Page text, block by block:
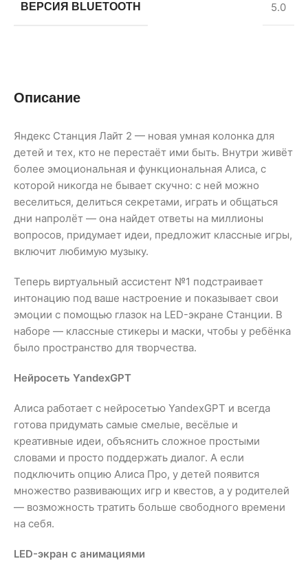
Описание
Яндекс Станция Лайт 2 — новая умная колонка для
детей и тех, кто не перестаёт ими быть. Внутри живёт
более эмоциональная и функциональная Алиса, с
которой никогда не бывает скучно: с ней можно
веселиться, делиться секретами, играть и общаться
дни напролёт — она найдет ответы на миллионы
вопросов, придумает идеи, предложит классные игры,
включит любимую музыку.
Теперь виртуальный ассистент №1 подстраивает
интонацию под ваше настроение и показывает свои
эмоции с помощью глазок на LED-экране Станции. В
наборе — классные стикеры и маски, чтобы у ребёнка
было пространство для творчества.
Нейросеть YandexGPT
Алиса работает с нейросетью YandexGPT и всегда
готова придумать самые смелые, весёлые и
креативные идеи, объяснить сложное простыми
словами и просто поддержать диалог. А если
подключить опцию Алиса Про, у детей появится
множество развивающих игр и квестов, а у родителей
— возможность тратить больше свободного времени
на себя.
LED-экран с анимациями
ВЕРСИЯ BLUETOOTH 5.0